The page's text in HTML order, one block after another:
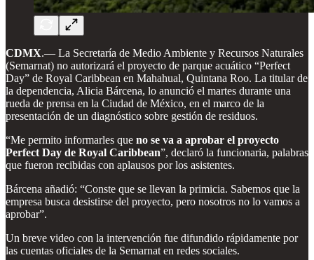
CDMX.— La Secretaría de Medio Ambiente y Recursos Naturales
(Semarnat) no autorizará el proyecto de parque acuático “Perfect
Day” de Royal Caribbean en Mahahual, Quintana Roo. La titular de
la dependencia, Alicia Bárcena, lo anunció el martes durante una
rueda de prensa en la Ciudad de México, en el marco de la
presentación de un diagnóstico sobre gestión de residuos.
“Me permito informarles que no se va a aprobar el proyecto
Perfect Day de Royal Caribbean”, declaró la funcionaria, palabras
que fueron recibidas con aplausos por los asistentes.
Bárcena añadió: “Conste que se llevan la primicia. Sabemos que la
empresa busca desistirse del proyecto, pero nosotros no lo vamos a
aprobar”.
Un breve video con la intervención fue difundido rápidamente por
las cuentas oficiales de la Semarnat en redes sociales.